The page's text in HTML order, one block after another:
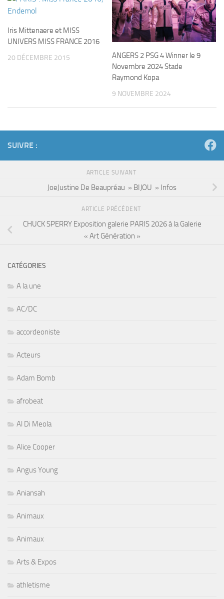
Iris Mittenaere et MISS
UNIVERS MISS FRANCE 2016
20 DÉCEMBRE 2015
ANGERS 2 PSG 4 Winner le 9
Novembre 2024 Stade
Raymond Kopa
9 NOVEMBRE 2024
SUIVRE :
ARTICLE SUIVANT
JoeJustine De Beaupréau » BIJOU » Infos
ARTICLE PRÉCÉDENT
CHUCK SPERRY Exposition galerie PARIS 2026 à la Galerie
« Art Génération »
CATÉGORIES
A la une
AC/DC
accordeoniste
Acteurs
Adam Bomb
afrobeat
Al Di Meola
Alice Cooper
Angus Young
Aniansah
Animaux
Animaux
Arts & Expos
athletisme